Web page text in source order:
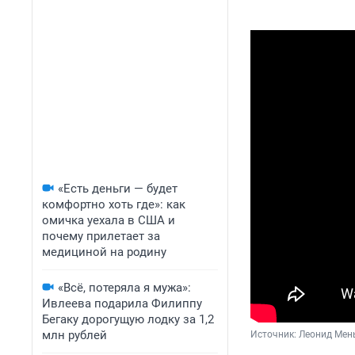
«Есть деньги — будет
комфортно хоть где»: как
омичка уехала в США и
почему прилетает за
медициной на родину
«Всё, потеряла я мужа»:
Ивлеева подарила Филиппу
Бегаку дорогущую лодку за 1,2
млн рублей
Источник: Леонид